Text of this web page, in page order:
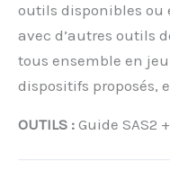
outils disponibles ou
avec d’autres outils
tous ensemble en jeu
dispositifs proposés,
OUTILS : Guide SAS2